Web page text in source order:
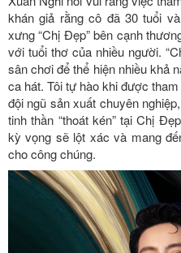
khán giả rằng cô đã 30 tuổi
xưng “Chị Đẹp” bên cạnh
với tuổi thơ của nhiều người.
sân chơi để thể hiện nhiều khả
ca hát. Tôi tự hào khi được
đội ngũ sản xuất chuyên
tinh thần “thoát kén” tại Chị Đẹp
kỳ vọng sẽ lột xác và mang
cho công chúng.